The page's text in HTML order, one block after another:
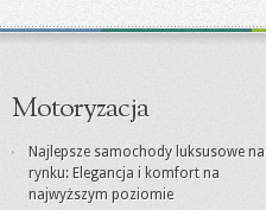
Motoryzacja
Najlepsze samochody luksusowe na
rynku: Elegancja i komfort na
najwyższym poziomie